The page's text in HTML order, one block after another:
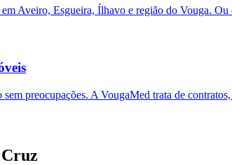
em Aveiro, Esgueira, Ílhavo e região do Vouga.
preocupações. A VougaMed trata de